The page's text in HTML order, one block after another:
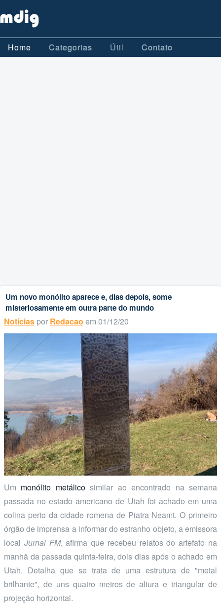
Home Categorias Útil Contato
Um novo monólito aparece e, dias depois, some
misteriosamente em outra parte do mundo
Notícias por Redacao em 01/12/20
Um monólito metálicosimilar ao encontrado na semana
passada no estado americano de Utah foi achado em uma
colina perto da cidade romena de Piatra Neamt. O primeiro
órgão de imprensa a informar do estranho objeto, a emissora
local Jurnal FM, afirma que recebeu relatos do artefato na
manhã da passada quinta-feira, dois dias após o achado em
Utah. Detalha que se trata de uma estrutura de "metal
brilhante", de uns quatro metros de altura e triangular de
projeção horizontal.